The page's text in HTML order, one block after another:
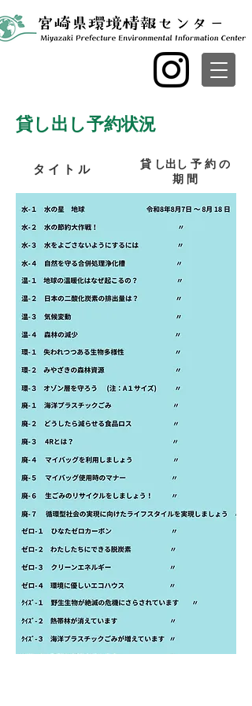
貸し出し予約状況
​タ イ ト ル
貸 し出し 予 約 の
期 間